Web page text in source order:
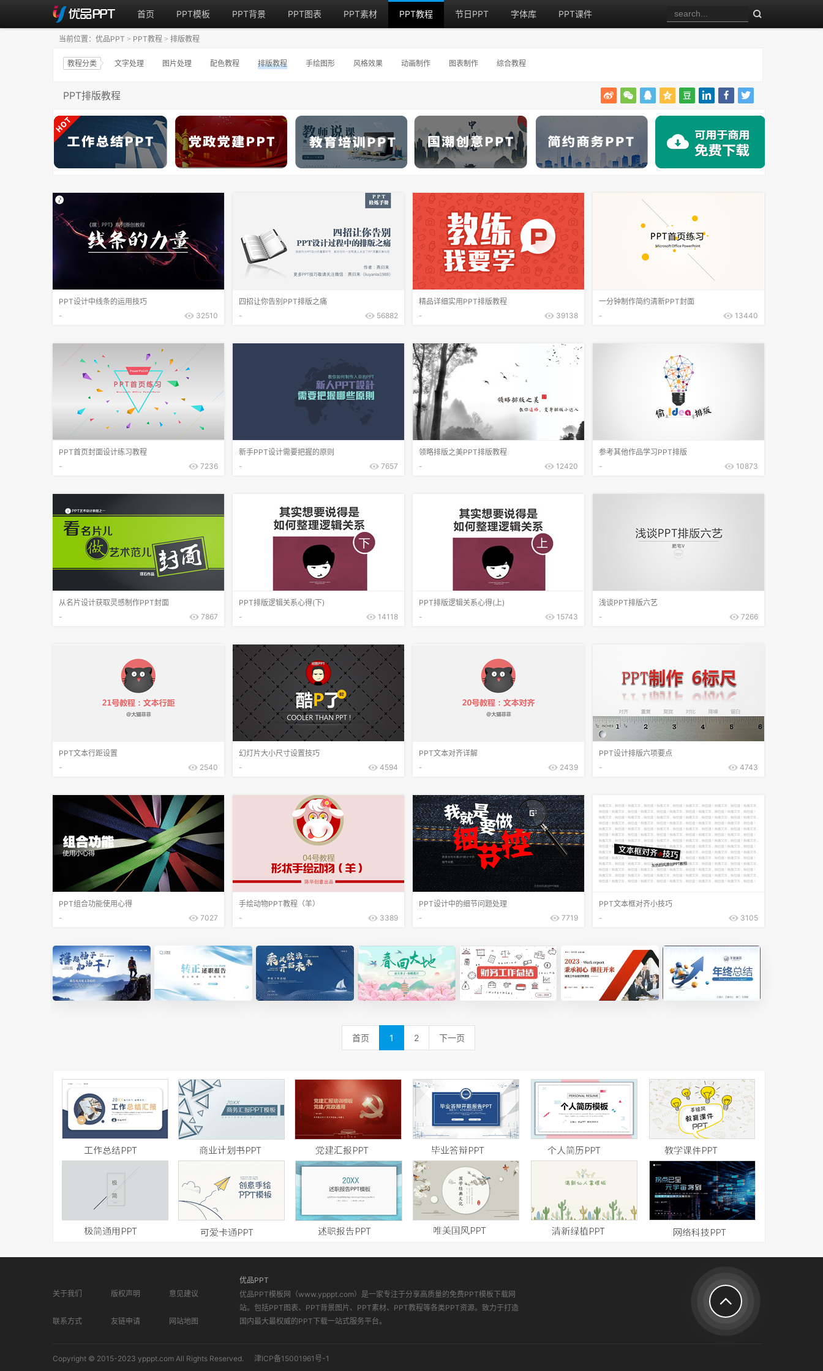
首页 PPT模板 PPT背景 PPT图表 PPT素材 PPT教程 节日PPT 字体库 PPT课件
当前位置： 优品PPT > PPT教程 > 排版教程
教程分类 文字处理 图片处理 配色教程 排版教程 手绘图形 风格效果 动画制作 图表制作 综合教程
PPT排版教程
PPT设计中线条的运用技巧
-
32510
四招让你告别PPT排版之痛
-
56882
精品详细实用PPT排版教程
-
39138
一分钟制作简约清新PPT封面
-
13440
PPT首页封面设计练习教程
-
7236
新手PPT设计需要把握的原则
-
7657
领略排版之美PPT排版教程
-
12420
参考其他作品学习PPT排版
-
10873
从名片设计获取灵感制作PPT封面
-
7867
PPT排版逻辑关系心得(下)
-
14118
PPT排版逻辑关系心得(上)
-
15743
浅谈PPT排版六艺
-
7266
PPT文本行距设置
-
2540
幻灯片大小尺寸设置技巧
-
4594
PPT文本对齐详解
-
2439
PPT设计排版六项要点
-
4743
PPT组合功能使用心得
-
7027
手绘动物PPT教程（羊）
-
3389
PPT设计中的细节问题处理
-
7719
PPT文本框对齐小技巧
-
3105
首页 1 2 下一页
关于我们 版权声明 意见建议
联系方式 友链申请 网站地图
优品PPT
优品PPT模板网（www.ypppt.com）是一家专注于分享高质量的免费PPT模板下载网
站。包括PPT图表、PPT背景图片、PPT素材、PPT教程等各类PPT资源。致力于打造
国内最大最权威的PPT下载一站式服务平台。
Copyright © 2015-2023 ypppt.com All Rights Reserved. 津ICP备15001961号-1